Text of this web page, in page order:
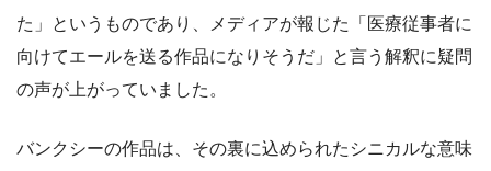
た」というものであり、メディアが報じた「医療従事者に
向けてエールを送る作品になりそうだ」と言う解釈に疑問
の声が上がっていました。
バンクシーの作品は、その裏に込められたシニカルな意味